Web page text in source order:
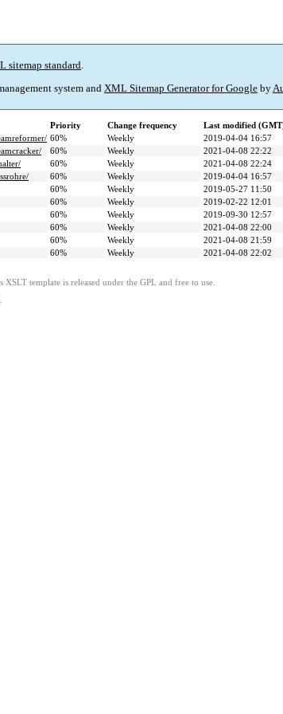
sitemap standard.
system and XML Sitemap Generator for Google by
Priority Change frequency
Last modified
60% Weekly
2019-04-04 16:57
60% Weekly
2021-04-08 22:22
60% Weekly
2021-04-08 22:24
60% Weekly
2019-04-04 16:57
60% Weekly
2019-05-27 11:50
60% Weekly
2019-02-22 12:01
60% Weekly
2019-09-30 12:57
60% Weekly
2021-04-08 22:00
60% Weekly
2021-04-08 21:59
60% Weekly 2021-04-08 22:02
XSLT template is released under the GPL and free to use.